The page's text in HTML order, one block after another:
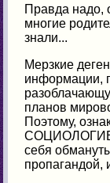
Правда надо,
многие
знали...
Мерзкие
информации,
планов
Поэтому,
себя
пропагандой,